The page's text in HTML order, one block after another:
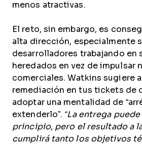
menos atractivas.
El reto, sin embargo, es
alta dirección, especialmente
desarrolladores trabajando en
heredados en vez de impulsar
comerciales. Watkins sugiere
remediación en tus tickets de
adoptar una mentalidad de
extenderlo”. “La entrega
principio, pero el resultado a
cumplirá tanto los objetivos